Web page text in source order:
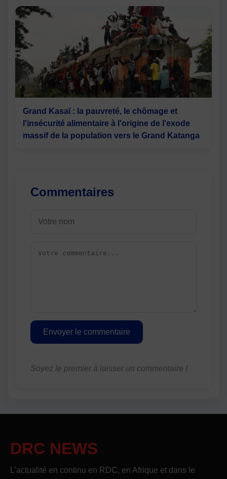
Grand Kasaï : la pauvreté, le chômage et
l'insécurité alimentaire à l'origine de l'exode
massif de la population vers le Grand Katanga
Commentaires
Envoyer le commentaire
Soyez le premier à laisser un commentaire !
DRC NEWS
L’actualité en continu en RDC, en Afrique et dans le